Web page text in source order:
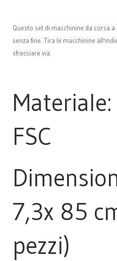
Questo set di macchinine da corsa
senza fine. Tira le macchinine
sfrecciare via.
FSC
7,3x 85
pezzi)